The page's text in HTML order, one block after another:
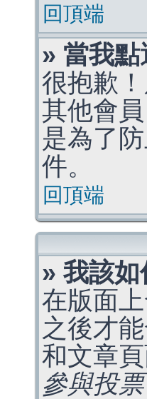
回頂端
» 當我
很抱歉
其他會
是為了
件。
回頂端
» 我該
在版面
之後才
和文章
參與投